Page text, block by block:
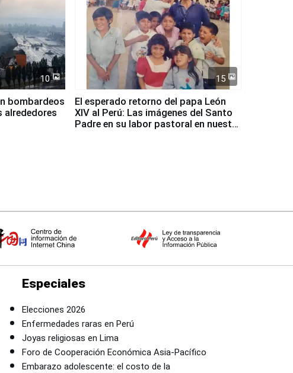
10
bombardeos
alrededores
15
El esperado retorno del papa León
XIV al Perú: Las imágenes del Santo
Padre en su labor pastoral en nuestro
Especiales
Elecciones 2026
Enfermedades raras en Perú
Joyas religiosas en Lima
Foro de Cooperación Económica Asia-Pacífico
Embarazo adolescente: el costo de la